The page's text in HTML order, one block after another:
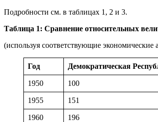
Подробности см. в таблицах 1, 2 и 3.
Таблица 1: Сравнение относительных
(используя соответствующие экономические
Год Демократическая
1950 100
1955 151
1960 196